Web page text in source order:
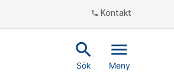
phone Kontakt
search
Sök
menu
Meny